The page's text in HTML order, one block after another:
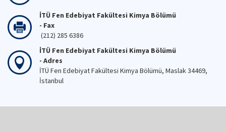
İTÜ Fen Edebiyat Fakültesi Kimya Bölümü
- Fax
(212) 285 6386
İTÜ Fen Edebiyat Fakültesi Kimya Bölümü
- Adres
İTÜ Fen Edebiyat Fakültesi Kimya Bölümü, Maslak 34469,
İstanbul